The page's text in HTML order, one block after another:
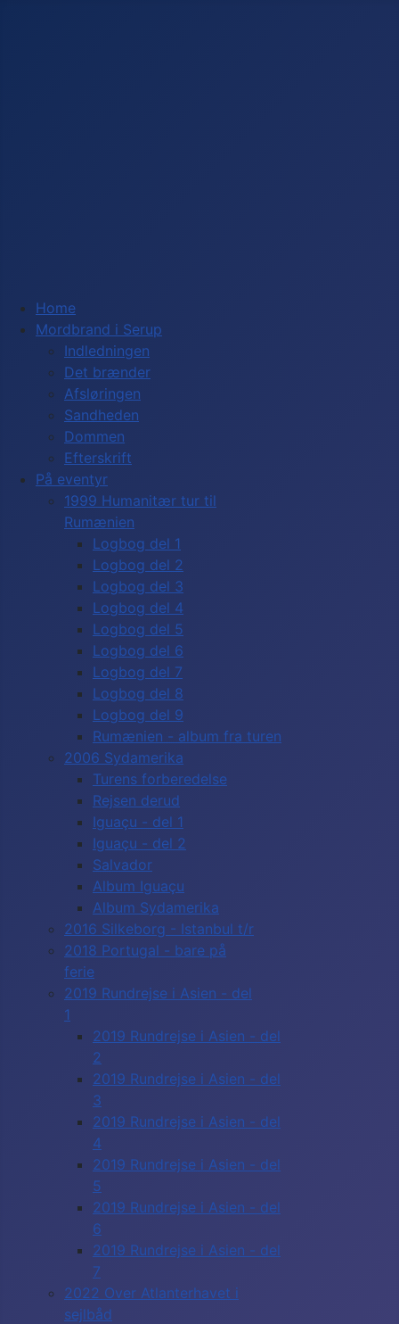
Home
Mordbrand i Serup
Indledningen
Det brænder
Afsløringen
Sandheden
Dommen
Efterskrift
På eventyr
1999 Humanitær tur til
Rumænien
Logbog del 1
Logbog del 2
Logbog del 3
Logbog del 4
Logbog del 5
Logbog del 6
Logbog del 7
Logbog del 8
Logbog del 9
Rumænien - album fra turen
2006 Sydamerika
Turens forberedelse
Rejsen derud
Iguaçu - del 1
Iguaçu - del 2
Salvador
Album Iguaçu
Album Sydamerika
2016 Silkeborg - Istanbul t/r
2018 Portugal - bare på
ferie
2019 Rundrejse i Asien - del
1
2019 Rundrejse i Asien - del
2
2019 Rundrejse i Asien - del
3
2019 Rundrejse i Asien - del
4
2019 Rundrejse i Asien - del
5
2019 Rundrejse i Asien - del
6
2019 Rundrejse i Asien - del
7
2022 Over Atlanterhavet i
sejlbåd